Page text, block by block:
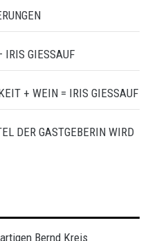
IRIS GIESSAUF
+ WEIN = IRIS GIESSAUF
DER GASTGEBERIN WIRD
Bernd Kreis